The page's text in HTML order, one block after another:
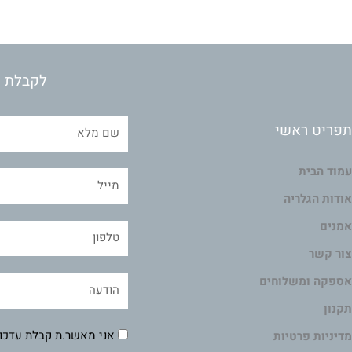
תפריט ראשי
עמוד הבית
אודות הגלריה
אמנים
צור קשר
אספקה ומשלוחים
תקנון
מדיניות פרטיות
לקבלת
אני מאשר.ת קבלת